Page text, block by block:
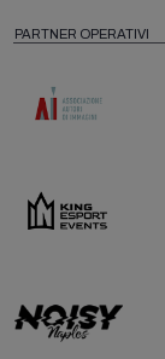
PARTNER OPERATIVI